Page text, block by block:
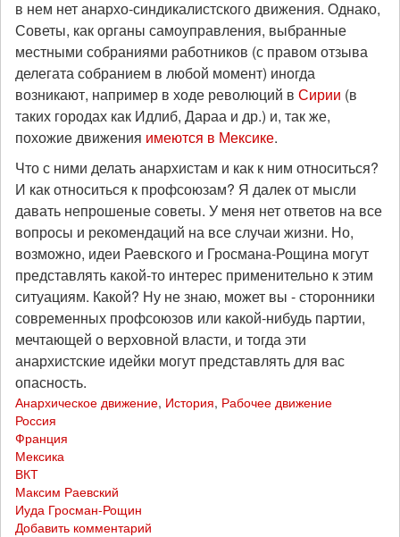
в нем нет анархо-синдикалистского движения. Однако,
Советы, как органы самоуправления, выбранные
местными собраниями работников (с правом отзыва
делегата собранием в любой момент) иногда
возникают, например в ходе революций в Сирии (в
таких городах как Идлиб, Дараа и др.) и, так же,
похожие движения имеются в Мексике.
Что с ними делать анархистам и как к ним относиться?
И как относиться к профсоюзам? Я далек от мысли
давать непрошеные советы. У меня нет ответов на все
вопросы и рекомендаций на все случаи жизни. Но,
возможно, идеи Раевского и Гросмана-Рощина могут
представлять какой-то интерес применительно к этим
ситуациям. Какой? Ну не знаю, может вы - сторонники
современных профсоюзов или какой-нибудь партии,
мечтающей о верховной власти, и тогда эти
анархистские идейки могут представлять для вас
опасность.
Анархическое движение, История, Рабочее движение
Россия
Франция
Мексика
ВКТ
Максим Раевский
Иуда Гросман-Рощин
Добавить комментарий